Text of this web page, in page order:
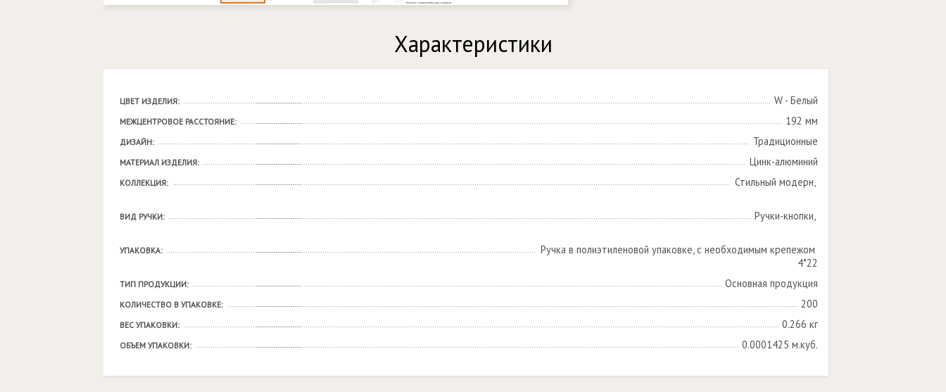
Характеристики
ЦВЕТ ИЗДЕЛИЯ: W - Белый
МЕЖЦЕНТРОВОЕ РАССТОЯНИЕ: 192 мм
ДИЗАЙН: Традиционные
МАТЕРИАЛ ИЗДЕЛИЯ: Цинк-алюминий
КОЛЛЕКЦИЯ: Стильный модерн,
ВИД РУЧКИ: Ручки-кнопки,
УПАКОВКА:
Ручка в полиэтиленовой упаковке, с необходимым крепежом
4*22
ТИП ПРОДУКЦИИ: Основная продукция
КОЛИЧЕСТВО В УПАКОВКЕ: 200
ВЕС УПАКОВКИ: 0.266 кг
ОБЪЕМ УПАКОВКИ: 0.0001425 м.куб.